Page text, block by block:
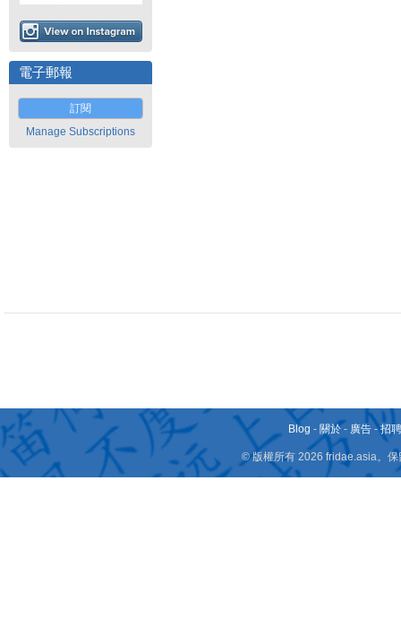
電子郵報
訂閱
Manage Subscriptions
Blog - 關於 - 廣告 -招
© 版權所有 2026 fridae.asia。